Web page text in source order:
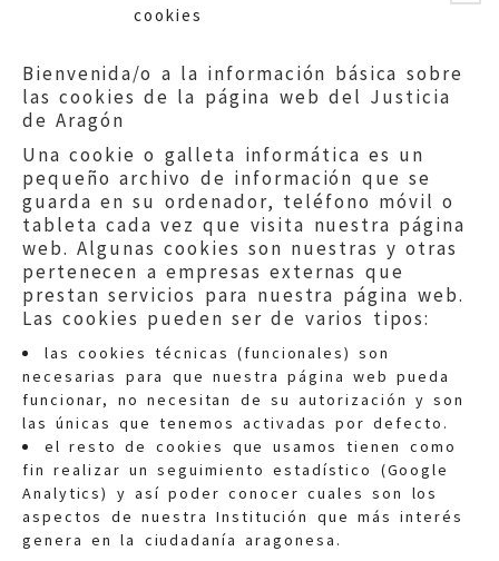
cookies
Bienvenida/o a la información básica sobre
las cookies de la página web del Justicia
de Aragón
Una cookie o galleta informática es un
pequeño archivo de información que se
guarda en su ordenador, teléfono móvil o
tableta cada vez que visita nuestra página
web. Algunas cookies son nuestras y otras
pertenecen a empresas externas que
prestan servicios para nuestra página web.
Las cookies pueden ser de varios tipos:
las cookies técnicas (funcionales) son
necesarias para que nuestra página web pueda
funcionar, no necesitan de su autorización y son
las únicas que tenemos activadas por defecto.
el resto de cookies que usamos tienen como
fin realizar un seguimiento estadístico (Google
Analytics) y así poder conocer cuales son los
aspectos de nuestra Institución que más interés
genera en la ciudadanía aragonesa.
Quejas:quejas@eljusticiadearagon.es
Información general:
informacion@eljusticiadearagon.es
Teléfonos:900 210 210/